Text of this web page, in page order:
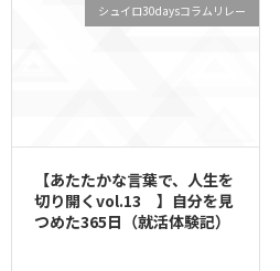
シュイロ30daysコラムリレー
【あたたかな言葉で、人生を
切り開くvol.13 】自分を見
つめた365日（就活体験記）